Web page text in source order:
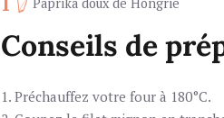
Conseils de
1. Préchauffez votre four à 180°C.